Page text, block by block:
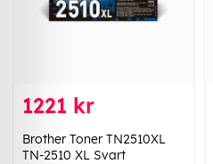
1221 kr
Brother Toner TN2510XL
TN-2510 XL Svart